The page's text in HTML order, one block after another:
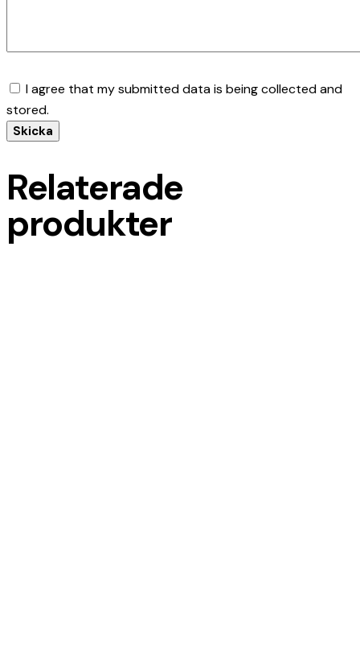
I agree that my submitted data is being collected and
stored.
Relaterade
produkter